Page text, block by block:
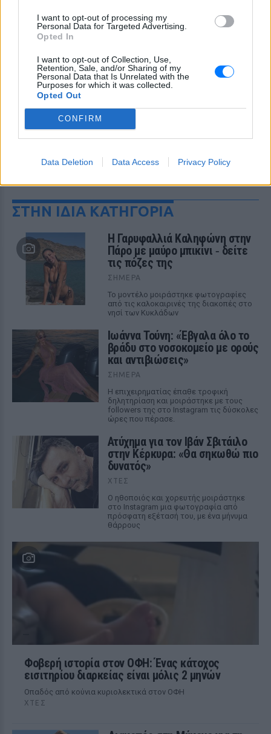
I want to opt-out of processing my
Personal Data for Targeted Advertising.
Opted In
I want to opt-out of Collection, Use,
Retention, Sale, and/or Sharing of my
Personal Data that Is Unrelated with the
Purposes for which it was collected.
Opted Out
CONFIRM
Data Deletion Data Access Privacy Policy
ΣΤΗΝ ΙΔΙΑ ΚΑΤΗΓΟΡΙΑ
Η Γαρυφαλλιά Καληφώνη στην
Πάρο με μαύρο μπικίνι ‑ δείτε
τις πόζες της
ΣΉΜΕΡΑ
Το μοντέλο μοιράστηκε φωτογραφίες
από τις καλοκαιρινές της διακοπές στο
νησί των Κυκλάδων
Ιωάννα Τούνη: «Έβγαλα όλο το
βράδυ στο νοσοκομείο με ορούς
και αντιβιώσεις»
ΣΉΜΕΡΑ
Η επιχειρηματίας έπαθε τροφική
δηλητηρίαση και μοιράστηκε με τους
followers της στο Instagram τις δύσκολες
ώρες που πέρασε.
Ατύχημα για τον Ιβάν Σβιτάιλο
στην Κέρκυρα: «Θα σηκωθώ πιο
δυνατός»
ΧΤΕΣ
Ο ηθοποιός και χορευτής μοιράστηκε
στο Instagram μια φωτογραφία από
πρόσφατη εξέτασή του, με ένα μήνυμα
θάρρους
Φοβερή ιστορία στον ΟΦΗ: Ένας κάτοχος
εισιτηρίου διαρκείας είναι μόλις 2 μηνών
Οπαδός από κούνια κυριολεκτικά στον ΟΦΗ
ΧΤΕΣ